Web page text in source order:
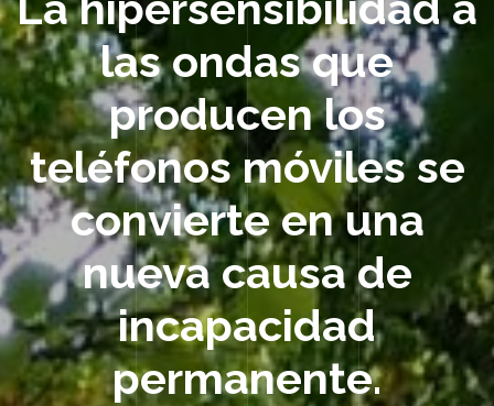
las ondas que
producen los
teléfonos móviles se
convierte en una
nueva causa de
incapacidad
permanente.